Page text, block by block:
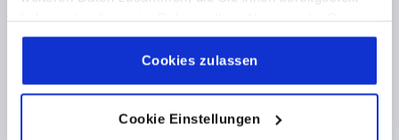
gesammelt haben.Cookie Richtlinien
Datenschutz|AGB
Cookies zulassen
Cookie Einstellungen
HOCHGLANZVERCHROMT, KOMP:STAHL BLAU-